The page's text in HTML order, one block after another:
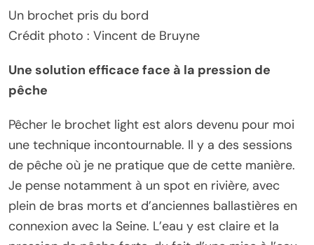
Un brochet pris du bord
Crédit photo : Vincent de Bruyne
Une solution efficace face à la pression de
pêche
Pêcher le brochet light est alors devenu pour moi
une technique incontournable. Il y a des sessions
de pêche où je ne pratique que de cette manière.
Je pense notamment à un spot en rivière, avec
plein de bras morts et d’anciennes ballastières en
connexion avec la Seine. L’eau y est claire et la